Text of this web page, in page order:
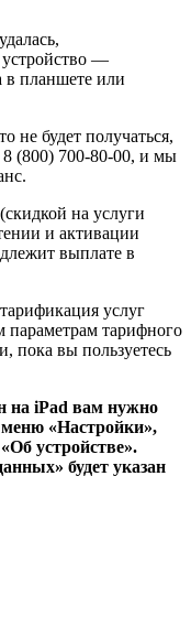
устройство —
в планшете или
не будет получаться,
(800) 700-80-00, и мы
на услуги
и активации
выплате в
услуг
параметрам тарифного
пока вы пользуетесь
на iPad вам нужно
меню «Настройки»,
устройстве».
будет указан